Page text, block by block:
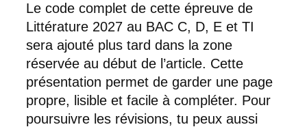
Le code complet de cette épreuve de
Littérature 2027 au BAC C, D, E et TI
sera ajouté plus tard dans la zone
réservée au début de l’article. Cette
présentation permet de garder une page
propre, lisible et facile à compléter. Pour
poursuivre les révisions, tu peux aussi